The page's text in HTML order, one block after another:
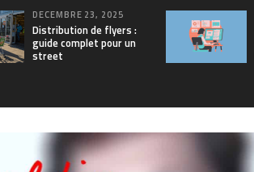
DÉCEMBRE 23, 2025
Distribution de flyers :
guide complet pour un
street